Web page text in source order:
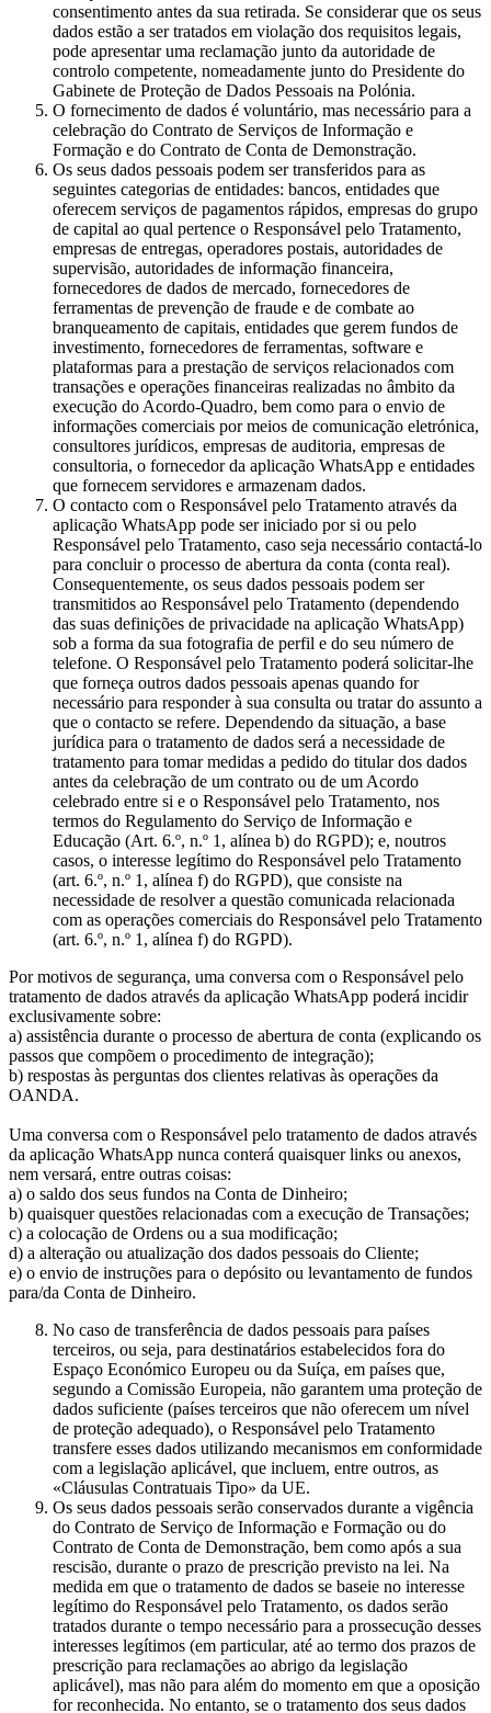
consentimento antes da sua retirada. Se considerar que os seus
dados estão a ser tratados em violação dos requisitos legais,
pode apresentar uma reclamação junto da autoridade de
controlo competente, nomeadamente junto do Presidente do
Gabinete de Proteção de Dados Pessoais na Polónia.
O fornecimento de dados é voluntário, mas necessário para a
celebração do Contrato de Serviços de Informação e
Formação e do Contrato de Conta de Demonstração.
Os seus dados pessoais podem ser transferidos para as
seguintes categorias de entidades: bancos, entidades que
oferecem serviços de pagamentos rápidos, empresas do grupo
de capital ao qual pertence o Responsável pelo Tratamento,
empresas de entregas, operadores postais, autoridades de
supervisão, autoridades de informação financeira,
fornecedores de dados de mercado, fornecedores de
ferramentas de prevenção de fraude e de combate ao
branqueamento de capitais, entidades que gerem fundos de
investimento, fornecedores de ferramentas, software e
plataformas para a prestação de serviços relacionados com
transações e operações financeiras realizadas no âmbito da
execução do Acordo-Quadro, bem como para o envio de
informações comerciais por meios de comunicação eletrónica,
consultores jurídicos, empresas de auditoria, empresas de
consultoria, o fornecedor da aplicação WhatsApp e entidades
que fornecem servidores e armazenam dados.
O contacto com o Responsável pelo Tratamento através da
aplicação WhatsApp pode ser iniciado por si ou pelo
Responsável pelo Tratamento, caso seja necessário contactá-lo
para concluir o processo de abertura da conta (conta real).
Consequentemente, os seus dados pessoais podem ser
transmitidos ao Responsável pelo Tratamento (dependendo
das suas definições de privacidade na aplicação WhatsApp)
sob a forma da sua fotografia de perfil e do seu número de
telefone. O Responsável pelo Tratamento poderá solicitar-lhe
que forneça outros dados pessoais apenas quando for
necessário para responder à sua consulta ou tratar do assunto a
que o contacto se refere. Dependendo da situação, a base
jurídica para o tratamento de dados será a necessidade de
tratamento para tomar medidas a pedido do titular dos dados
antes da celebração de um contrato ou de um Acordo
celebrado entre si e o Responsável pelo Tratamento, nos
termos do Regulamento do Serviço de Informação e
Educação (Art. 6.º, n.º 1, alínea b) do RGPD); e, noutros
casos, o interesse legítimo do Responsável pelo Tratamento
(art. 6.º, n.º 1, alínea f) do RGPD), que consiste na
necessidade de resolver a questão comunicada relacionada
com as operações comerciais do Responsável pelo Tratamento
(art. 6.º, n.º 1, alínea f) do RGPD).
Por motivos de segurança, uma conversa com o Responsável pelo
tratamento de dados através da aplicação WhatsApp poderá incidir
exclusivamente sobre:
a) assistência durante o processo de abertura de conta (explicando os
passos que compõem o procedimento de integração);
b) respostas às perguntas dos clientes relativas às operações da
OANDA.
Uma conversa com o Responsável pelo tratamento de dados através
da aplicação WhatsApp nunca conterá quaisquer links ou anexos,
nem versará, entre outras coisas:
a) o saldo dos seus fundos na Conta de Dinheiro;
b) quaisquer questões relacionadas com a execução de Transações;
c) a colocação de Ordens ou a sua modificação;
d) a alteração ou atualização dos dados pessoais do Cliente;
e) o envio de instruções para o depósito ou levantamento de fundos
para/da Conta de Dinheiro.
No caso de transferência de dados pessoais para países
terceiros, ou seja, para destinatários estabelecidos fora do
Espaço Económico Europeu ou da Suíça, em países que,
segundo a Comissão Europeia, não garantem uma proteção de
dados suficiente (países terceiros que não oferecem um nível
de proteção adequado), o Responsável pelo Tratamento
transfere esses dados utilizando mecanismos em conformidade
com a legislação aplicável, que incluem, entre outros, as
«Cláusulas Contratuais Tipo» da UE.
Os seus dados pessoais serão conservados durante a vigência
do Contrato de Serviço de Informação e Formação ou do
Contrato de Conta de Demonstração, bem como após a sua
rescisão, durante o prazo de prescrição previsto na lei. Na
medida em que o tratamento de dados se baseie no interesse
legítimo do Responsável pelo Tratamento, os dados serão
tratados durante o tempo necessário para a prossecução desses
interesses legítimos (em particular, até ao termo dos prazos de
prescrição para reclamações ao abrigo da legislação
aplicável), mas não para além do momento em que a oposição
for reconhecida. No entanto, se o tratamento dos seus dados